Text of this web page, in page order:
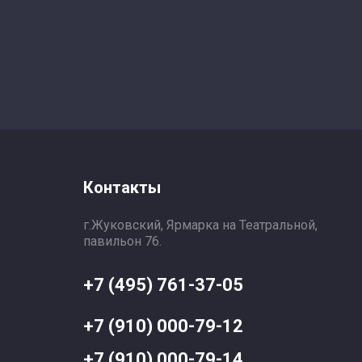
Контакты
г.Жуковский, Ярмарка на Театральной,
павильон 76.
+7 (495) 761-37-05
+7 (910) 000-79-12